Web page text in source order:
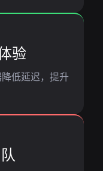
验
低延迟，提升